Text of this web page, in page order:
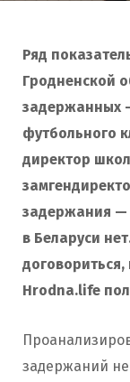
Ряд
Гродненской
задержанных
футбольного
директор
задержания —
в Беларуси
Hrodna.life
задержаний